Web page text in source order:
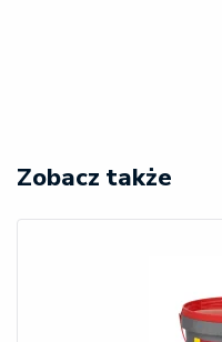
Zobacz także